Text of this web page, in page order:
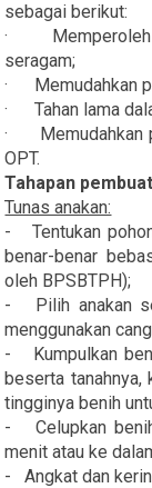
sebagai berikut:
· Memperoleh
seragam;
· Memudahkan
· Tahan lama
· Memudahkan
OPT.
Tahapan
Tunas anakan:
- Tentukan
benar-benar
oleh BPSBTPH);
- Pilih anakan
menggunakan
- Kumpulkan
beserta tanahnya,
tingginya benih
- Celupkan
menit atau ke
- Angkat dan